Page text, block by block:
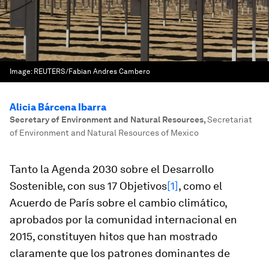
Image: REUTERS/Fabian Andres Cambero
Alicia Bárcena Ibarra
Secretary of Environment and Natural Resources,Secretariat
of Environment and Natural Resources of Mexico
Tanto la Agenda 2030 sobre el Desarrollo
Sostenible, con sus 17 Objetivos[1], como el
Acuerdo de París sobre el cambio climático,
aprobados por la comunidad internacional en
2015, constituyen hitos que han mostrado
claramente que los patrones dominantes de